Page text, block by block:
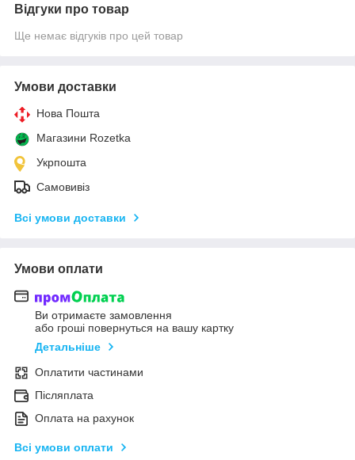
Відгуки про товар
Ще немає відгуків про цей товар
Умови доставки
Нова Пошта
Магазини Rozetka
Укрпошта
Самовивіз
Всі умови доставки
Умови оплати
Ви отримаєте замовлення
або гроші повернуться на вашу картку
Детальніше
Оплатити частинами
Післяплата
Оплата на рахунок
Всі умови оплати